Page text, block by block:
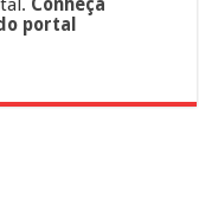
portal